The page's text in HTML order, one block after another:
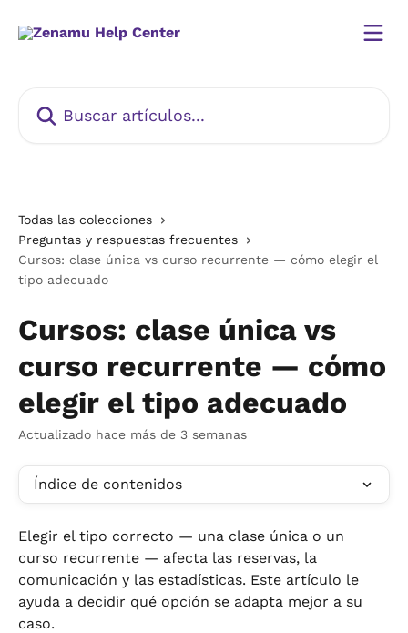
Todas las colecciones
Preguntas y respuestas frecuentes
Cursos: clase única vs curso recurrente — cómo elegir el
tipo adecuado
Cursos: clase única vs
curso recurrente — cómo
elegir el tipo adecuado
Actualizado hace más de 3 semanas
Índice de contenidos
Elegir el tipo correcto — una clase única o un
curso recurrente — afecta las reservas, la
comunicación y las estadísticas. Este artículo le
ayuda a decidir qué opción se adapta mejor a su
caso.